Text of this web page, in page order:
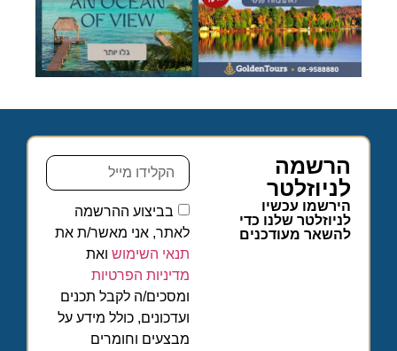
הרשמה
לניוזלטר
הירשמו עכשיו
לניוזלטר שלנו כדי
להשאר מעודכנים
בביצוע ההרשמה
לאתר, אני מאשר/ת את
תנאי השימוש ואת
מדיניות הפרטיות
ומסכים/ה לקבל תכנים
ועדכונים, כולל מידע על
מבצעים וחומרים